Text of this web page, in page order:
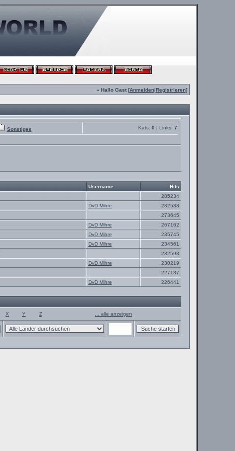
» Hallo Gast [Anmelden|Registrieren]
Sonstiges Kats: 0 | Links: 7
Username
Hits
285234
DvD Mihre
282538
273645
DvD Mihre
267162
DvD Mihre
235745
DvD Mihre
234561
232598
DvD Mihre
230219
227137
DvD Mihre 226441
X Y Z ... alle anzeigen